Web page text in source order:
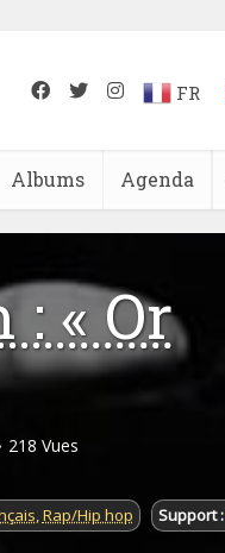
FR
Albums Agenda
« Or
218 Vues
,Rap/Hip hop Support :